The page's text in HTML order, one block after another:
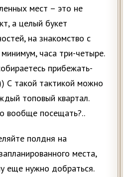
мест – это не
а целый букет
на знакомство с
часа три-четыре.
прибежать-
С такой тактикой можно
топовый квартал.
вообще посещать?..
полдня на
места,
еще нужно добраться.